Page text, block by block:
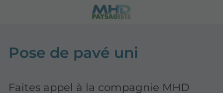
Pose de pavé uni
Faites appel à la compagnie MHD